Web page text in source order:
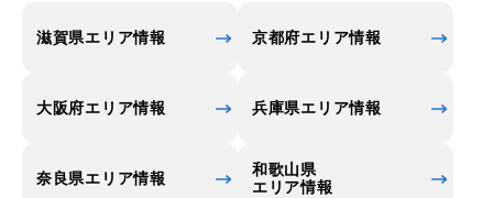
が大きく、日持ちがしにくいことから高級品として
滋賀県エリア情報 京都府エリア情報
大阪府エリア情報 兵庫県エリア情報
奈良県エリア情報
和歌山県
エリア情報